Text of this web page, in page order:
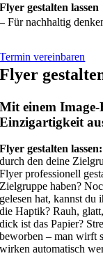
Flyer gestalten lassen
– Für nachhaltig
Termin vereinbaren
Flyer
Mit einem
Einzigartigkeit
Flyer gestalten lassen:
durch den deine
Flyer professionell
Zielgruppe haben?
gelesen hat, kannst du
die Haptik? Rauh,
dick ist das Papier?
beworben – man wirft
wirken automatisch